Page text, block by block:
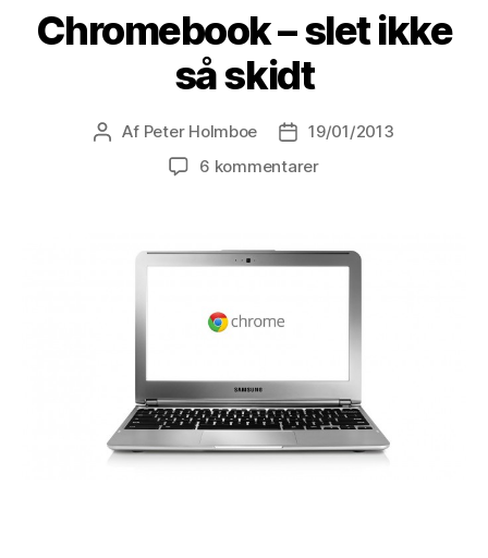
Chromebook – slet ikke
så skidt
Indlægsforfatter
Af Peter Holmboe Indlægsdato
19/01/2013
6 kommentarertil
ikke